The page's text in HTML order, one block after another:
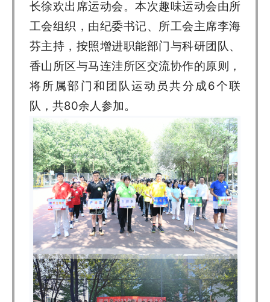
长徐欢出席运动会。本次趣味运动会由所
工会组织，由纪委书记、所工会主席李海
芬主持，按照增进职能部门与科研团队、
香山所区与马连洼所区交流协作的原则，
将所属部门和团队运动员共分成6个联
队，共80余人参加。